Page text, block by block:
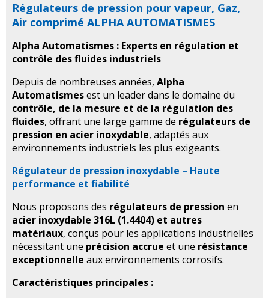
Régulateurs de pression pour vapeur, Gaz,
Air comprimé ALPHA AUTOMATISMES
Alpha Automatismes : Experts en régulation et
contrôle des fluides industriels
Depuis de nombreuses années, Alpha
Automatismesest un leader dans le domaine du
contrôle, de la mesure et de la régulation des
fluides, offrant une large gamme de régulateurs de
pression en acier inoxydable, adaptés aux
environnements industriels les plus exigeants.
Régulateur de pression inoxydable – Haute
performance et fiabilité
Nous proposons des régulateurs de pression en
acier inoxydable 316L (1.4404) et autres
matériaux, conçus pour les applications industrielles
nécessitant une précision accrue et une résistance
exceptionnelle aux environnements corrosifs.
Caractéristiques principales :